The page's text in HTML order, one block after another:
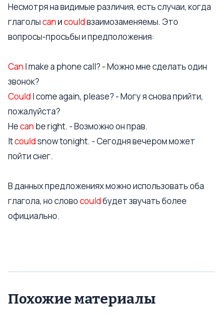
Несмотря на видимые различия, есть случаи, когда
глаголыcanиcouldвзаимозаменяемы. Это
вопросы-просьбы и предположения:
Can I make a phone call? - Можно мне сделать один
звонок?
Could I come again, please? - Могу я снова прийти,
пожалуйста?
Hecan be right. - Возможно он прав.
Itcouldsnow tonight. - Сегодня вечером может
пойти снег.
В данных предложениях можно использовать оба
глагола, но словоcouldбудет звучать более
официально.
Похожие материалы